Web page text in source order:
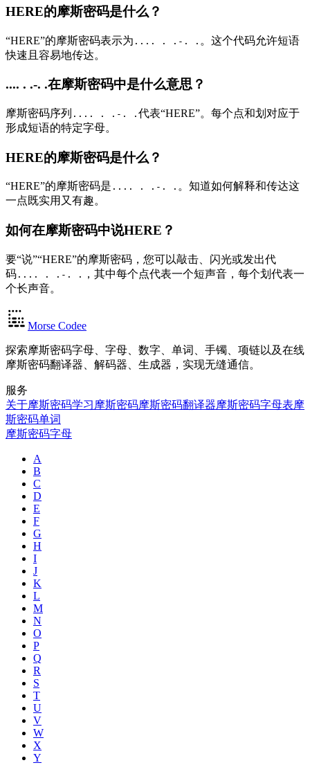
HERE的摩斯密码是什么？
“HERE”的摩斯密码表示为 .... . .-. . 。这个代码允许短语
快速且容易地传达。
.... . .-. .在摩斯密码中是什么意思？
摩斯密码序列 .... . .-. . 代表“HERE”。每个点和划对应于
形成短语的特定字母。
HERE的摩斯密码是什么？
“HERE”的摩斯密码是 .... . .-. . 。知道如何解释和传达这
一点既实用又有趣。
如何在摩斯密码中说HERE？
要“说”“HERE”的摩斯密码，您可以敲击、闪光或发出代
码 .... . .-. .
，其中每个点代表一个短声音，每个划代表一
个长声音。
Morse Codee
探索摩斯密码字母、字母、数字、单词、手镯、项链以及在线
摩斯密码翻译器、解码器、生成器，实现无缝通信。
服务
关于摩斯密码学习摩斯密码摩斯密码翻译器摩斯密码字母表摩
斯密码单词
摩斯密码字母
A
B
C
D
E
F
G
H
I
J
K
L
M
N
O
P
Q
R
S
T
U
V
W
X
Y